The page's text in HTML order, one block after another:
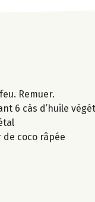
Remuer.
6 càs d’huile
coco râpée